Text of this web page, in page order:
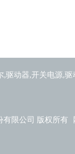
,驱动器,开关电源,驱
有限公司 版权所有